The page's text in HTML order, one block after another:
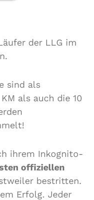
der LLG im
sind als
als auch die 10
ihrem Inkognito-
offiziellen
bestritten.
Erfolg. Jeder